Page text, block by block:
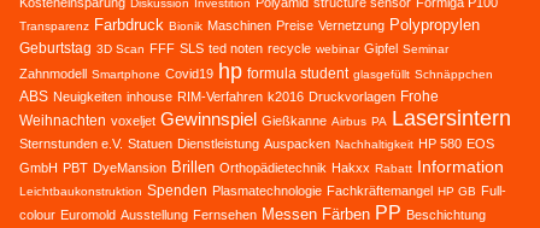
Diskussion Investition
Transparenz Farbdruck Bionik Maschinen Preise Vernetzung Polypropylen
Geburtstag 3D Scan FFF SLS ted noten recycle webinar Gipfel Seminar
Zahnmodell Smartphone Covid19 hp formula student glasgefüllt Schnäppchen
ABS Neuigkeiten inhouse RIM-Verfahren k2016 Druckvorlagen Frohe
Weihnachten voxeljet Gewinnspiel Gießkanne Airbus PA Lasersintern
Sternstunden e.V. Statuen Dienstleistung Auspacken Nachhaltigkeit HP 580 EOS
GmbH PBT DyeMansion Brillen Orthopädietechnik Hakxx Rabatt Information
Leichtbaukonstruktion Spenden Plasmatechnologie Fachkräftemangel HP GB Full-
colour Euromold Ausstellung Fernsehen Messen Färben PP Beschichtung